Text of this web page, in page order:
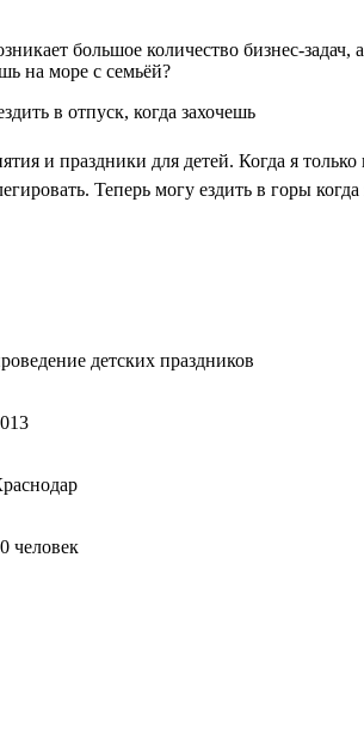
большое количество бизнес-задач,
на море с семьёй?
и праздники для детей. Когда я
Теперь могу ездить в горы
детских праздников
человек